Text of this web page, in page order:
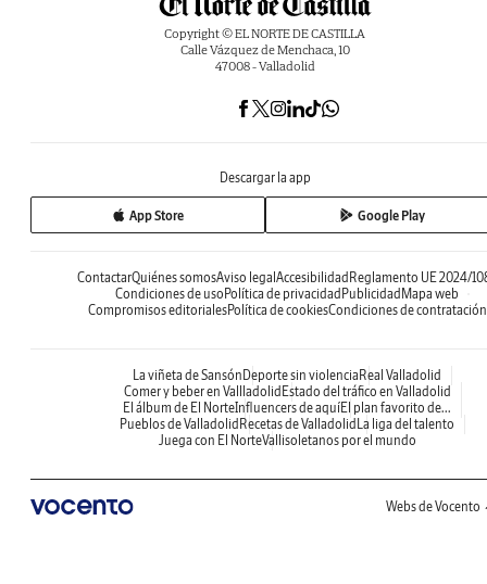
Copyright © EL NORTE DE CASTILLA
Calle Vázquez de Menchaca, 10
47008 - Valladolid
Descargar la app
App Store Google Play
ContactarQuiénes somosAviso legal Accesibilidad Reglamento UE 2024/
Condiciones de uso Política de privacidad Publicidad Mapa web
Compromisos editorialesPolítica de cookiesCondiciones de contratación
La viñeta de Sansón Deporte sin violencia Real Valladolid
Comer y beber en Vallladolid Estado del tráfico en Valladolid
El álbum de El NorteInfluencers de aquíEl plan favorito de...
Pueblos de Valladolid Recetas de Valladolid La liga del talento
Juega con El NorteVallisoletanos por el mundo
Webs de Vocento